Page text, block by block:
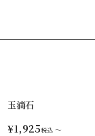
玉滴石
¥1,925税込 〜